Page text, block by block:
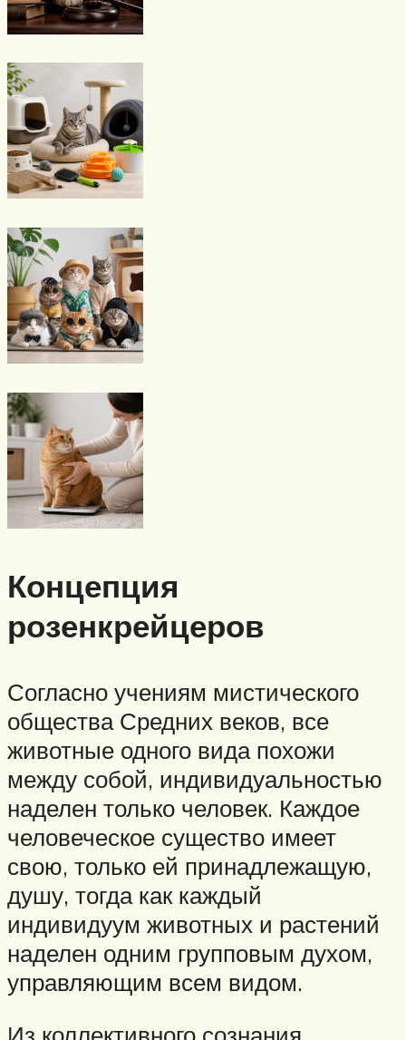
Концепция
розенкрейцеров
Согласно учениям мистического
общества Средних веков, все
животные одного вида похожи
между собой, индивидуальностью
наделен только человек. Каждое
человеческое существо имеет
свою, только ей принадлежащую,
душу, тогда как каждый
индивидуум животных и растений
наделен одним групповым духом,
управляющим всем видом.
Из коллективного сознания